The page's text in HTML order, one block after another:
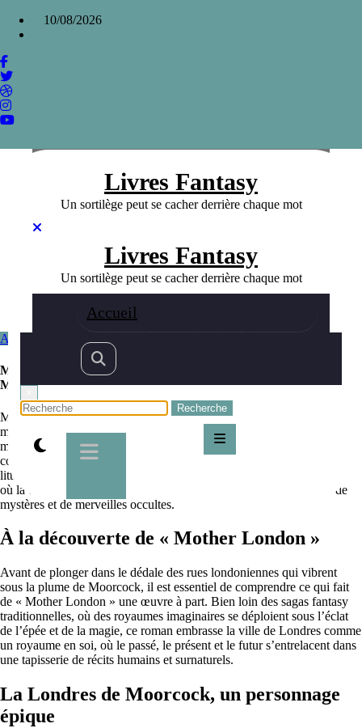
contenu
10/08/2026
Livres Fantasy
Un sortilège peut se cacher derrière chaque mot
Livres Fantasy
Un sortilège peut se cacher derrière chaque mot
Accueil
Mother London, la capitale anglaise dans le
prisme de Michael Moorcock
Auteurs Fanatsy
Mother London, la capitale anglaise dans le prisme de Michael
Moorcock
Michael Moorcock, un nom qui évoque des épopées grandioses, des
multivers fascinants et une maîtrise narratique qui n’a d’égal que la
magie qu’il insuffle dans ses œuvres. L’une de ses créations les moins
conventionnelles, et pourtant vibrante d’une magie propre à la
littérature de fantasy, n’est autre que « Mother London » – un roman
où la capitale anglaise se mue en un personnage captivant, bourré de
mystères et de merveilles occultes.
À la découverte de « Mother London »
Avant de plonger dans le dédale des rues londoniennes qui vibrent
sous la plume de Moorcock, il est essentiel de comprendre ce qui fait
de « Mother London » une œuvre à part. Bien loin des sagas fantasy
traditionnelles, où des royaumes imaginaires se déploient sous l’éclat
de l’épée et de la magie, ce roman embrasse la ville de Londres comme
un royaume en soi, où le passé, le présent et le futur s’entrelacent dans
une tapisserie de récits humains et surnaturels.
La Londres de Moorcock, un personnage
épique